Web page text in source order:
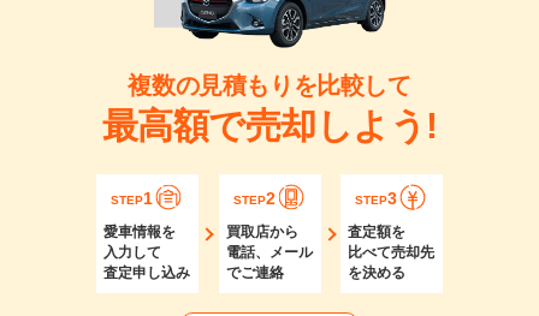
複数の見積もりを比較して
最高額で売却しよう!
STEP1
愛車情報を
入力して
査定申し込み
STEP2
買取店から
電話、メール
でご連絡
STEP3
査定額を
比べて売却先
を決める